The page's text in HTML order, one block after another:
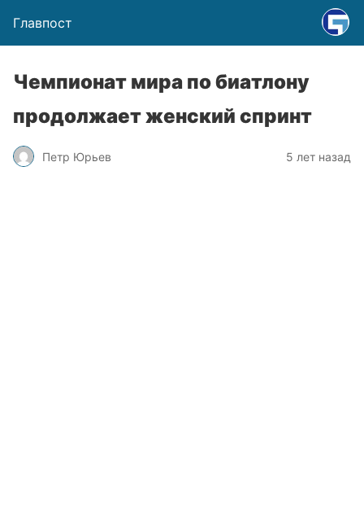
Главпост
Чемпионат мира по биатлону
продолжает женский спринт
Петр Юрьев 5 лет назад